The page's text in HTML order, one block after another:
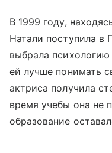
В 1999 году,
Натали поступила в
выбрала
ей лучше понимать
актриса получила
время учебы она не
образование